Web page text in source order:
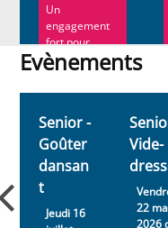
Un
engagement
fort pour
construire une
commune où
chaque
âgée...
Evènements
Evènements
Senior -
Goûter
dansan
t
Jeudi 16
Vide-
22
2026